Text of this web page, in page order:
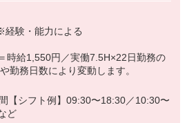
清掃、商品や備品の整理整頓）
トでOFFも充実！
活躍されています。
験・能力による
時給1,550円／実働7.5H×22日勤務の
務日数により変動します。
【シフト例】09:30〜18:30／10:30〜
ど